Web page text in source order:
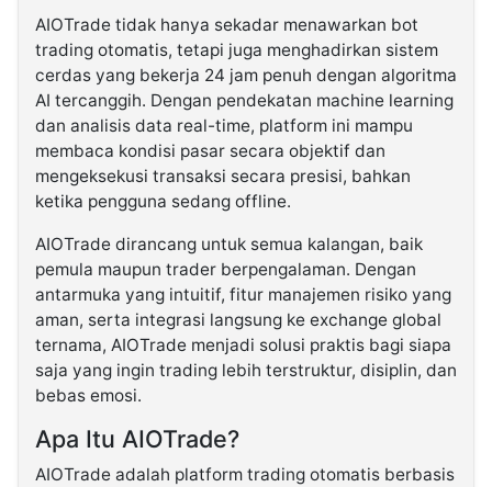
AIOTrade tidak hanya sekadar menawarkan bot
trading otomatis, tetapi juga menghadirkan sistem
cerdas yang bekerja 24 jam penuh dengan algoritma
AI tercanggih. Dengan pendekatan machine learning
dan analisis data real-time, platform ini mampu
membaca kondisi pasar secara objektif dan
mengeksekusi transaksi secara presisi, bahkan
ketika pengguna sedang offline.
AIOTrade dirancang untuk semua kalangan, baik
pemula maupun trader berpengalaman. Dengan
antarmuka yang intuitif, fitur manajemen risiko yang
aman, serta integrasi langsung ke exchange global
ternama, AIOTrade menjadi solusi praktis bagi siapa
saja yang ingin trading lebih terstruktur, disiplin, dan
bebas emosi.
Apa Itu AIOTrade?
AIOTrade adalah platform trading otomatis berbasis